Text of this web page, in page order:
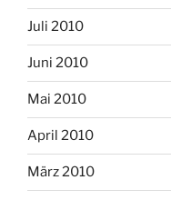
Juli 2010
Juni 2010
Mai 2010
April 2010
März 2010